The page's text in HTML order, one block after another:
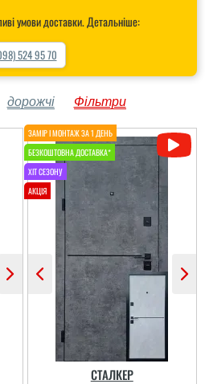
умови доставки. Детальніше:
524 95 70
дорожчі Фільтри
СТАЛКЕР